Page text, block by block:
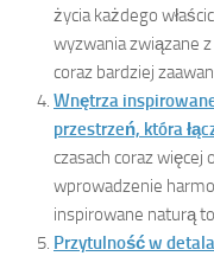
życia każdego
wyzwania związane
coraz bardziej
Wnętrza
przestrzeń, która
czasach coraz
wprowadzenie
inspirowane naturą
Przytulność w